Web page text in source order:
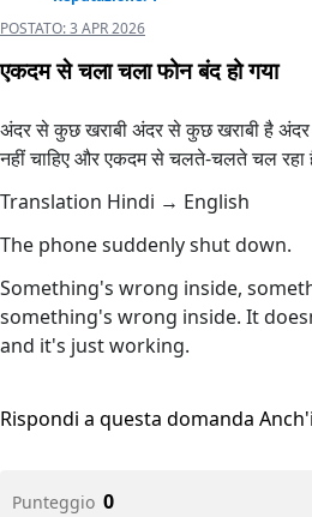
POSTATO:3 APR 2026
एकदम से चला चला फोन बंद हो गया
अंदर से कुछ खराबी अंदर से कुछ खराबी है
नहीं चाहिए और एकदम से चलते-चलते चल रहा
Translation Hindi → English
The phone suddenly shut down.
Something's wrong inside,
something's wrong inside. It
and it's just working.
Rispondi a questa domanda
Punteggio 0